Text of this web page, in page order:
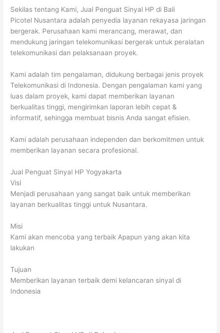
Sekilas tentang Kami, Jual Penguat Sinyal HP di Bali
Picotel Nusantara adalah penyedia layanan rekayasa jaringan
bergerak. Perusahaan kami merancang, merawat, dan
mendukung jaringan telekomunikasi bergerak untuk peralatan
telekomunikasi dan pelaksanaan proyek.
Kami adalah tim pengalaman, didukung berbagai jenis proyek
Telekomunikasi di Indonesia. Dengan pengalaman kami yang
luas dalam proyek, kami dapat memberikan layanan
berkualitas tinggi, mengirimkan laporan lebih cepat &
informatif, sehingga membuat bisnis Anda sangat efisien.
Kami adalah perusahaan independen dan berkomitmen untuk
memberikan layanan secara profesional.
Jual Penguat Sinyal HP Yogyakarta
Visi
Menjadi perusahaan yang sangat baik untuk memberikan
layanan berkualitas tinggi untuk Nusantara.
Misi
Kami akan mencoba yang terbaik Apapun yang akan kita
lakukan
Tujuan
Memberikan layanan terbaik demi kelancaran sinyal di
Indonesia